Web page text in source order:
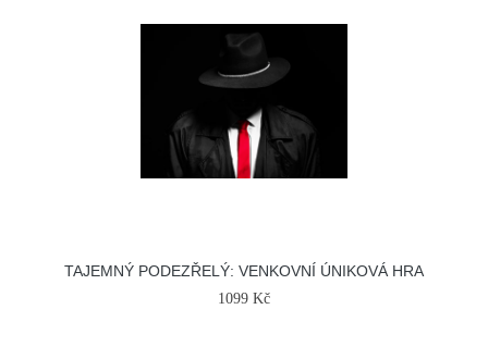
TAJEMNÝ PODEZŘELÝ: VENKOVNÍ ÚNIKOVÁ HRA
1099 Kč